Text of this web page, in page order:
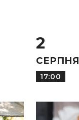
2
СЕРПНЯ
17:00